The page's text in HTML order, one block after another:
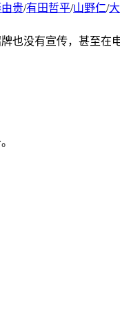
贵/有田哲平/山野仁/
没有宣传，甚至在